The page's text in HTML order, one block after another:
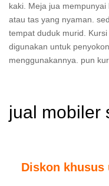
kaki. Meja jua
atau tas yang nyaman.
tempat duduk murid.
digunakan untuk
menggunakannya. pun
jual mobiler
Diskon khusus